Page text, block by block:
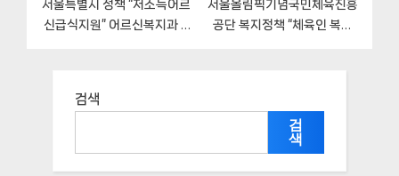
서울특별시 정책 “저소득어르
신급식지원” 어르신복지과 –
서울올림픽기념국민체육진흥
공단 복지정책 “체육인 복지
검색
검
색